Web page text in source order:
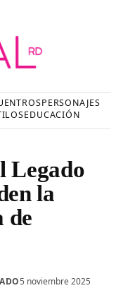
PERSONAJES
EDUCACIÓN
Legado
la
de
5 noviembre 2025